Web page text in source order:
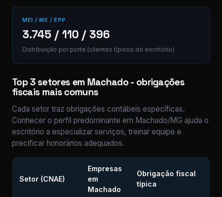
MEI / ME / EPP
3.745 / 110 / 396
Distribuição por porte (clientes típicos do escritório)
Top 3 setores em Machado - obrigações
fiscais mais comuns
Cada setor traz obrigações contábeis específicas.
Conhecer o perfil predominante em Machado/MG ajuda o
escritório a especializar serviços, treinar equipe e
precificar honorários adequados.
Setor (CNAE)
Empresas
em
Machado
Obrigação fiscal
típica